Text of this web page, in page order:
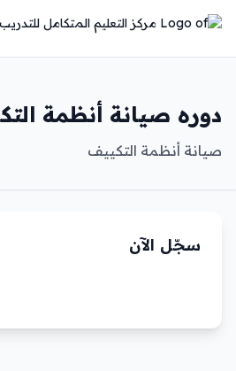
دوره صيانة أنظمة
صيانة أنظمة التكييف
سجّل الآن